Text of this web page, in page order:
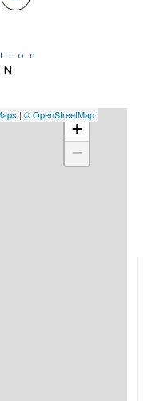
+
−
| © OpenStreetMap